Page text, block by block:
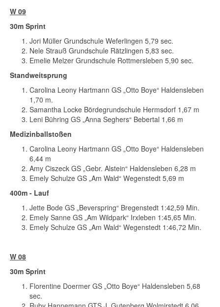
W 09
30m Sprint
Jori Müller Grundschule Weferlingen 5,79 sec.
Nele Strauß Grundschule Rätzlingen 5,83 sec.
Emelie Melzer Grundschule Rottmersleben 5,90 sec.
Standweitsprung
Carolina Leony Hartmann GS „Otto Boye“ Haldensleben
1,70 m.
Samantha Locke Bördegrundschule Hermsdorf 1,67 m
Leni Bühring GS „Anna Seghers“ Bebertal 1,66 m
Medizinballstoßen
Carolina Leony Hartmann GS „Otto Boye“ Haldensleben
6,44 m
Amy Ciszeck GS „Gebr. Alstein“ Haldensleben 6,28 m
Emely Schulze GS „Am Wald“ Wegenstedt 5,69 m
400m - Lauf
Jette Bode GS „Beverspring“ Bregenstedt 1:42,59 Min.
Emely Sanne GS „Am Wildpark“ Irxleben 1:45,65 Min.
Emely Schulze GS „Am Wald“ Wegenstedt 1:46,72 Min.
W 08
30m Sprint
Florentine Doermer GS „Otto Boye“ Haldensleben 5,68
sec.